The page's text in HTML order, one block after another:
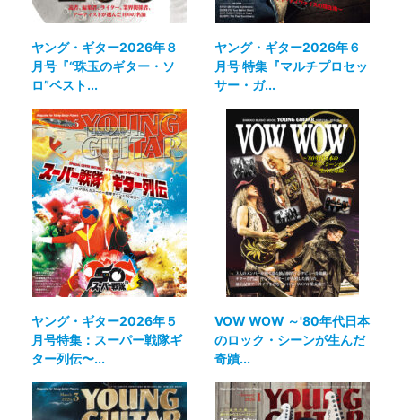
ヤング・ギター2026年８
月号『“珠玉のギター・ソ
ロ”ベスト...
ヤング・ギター2026年６
月号 特集『マルチプロセッ
サー・ガ...
ヤング・ギター2026年５
月号特集：スーパー戦隊ギ
ター列伝〜...
VOW WOW ～'80年代日本
のロック・シーンが生んだ
奇蹟...